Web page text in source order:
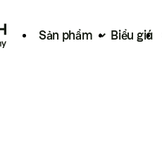
Sản phẩm Biểu giá